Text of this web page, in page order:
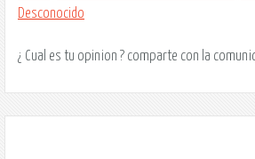
Desconocido
¿ Cual es tu opinion ? comparte con la